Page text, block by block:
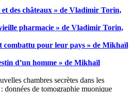
et des châteaux » de Vladimir Torin,
pharmacie » de Vladimir Torin,
combattu pour leur pays » de Mikhaïl
d’un homme » de Mikhaïl